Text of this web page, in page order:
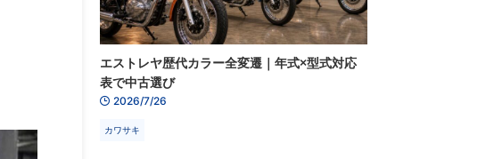
エストレヤ歴代カラー全変遷｜年式×型式対応
表で中古選び
2026/7/26
カワサキ